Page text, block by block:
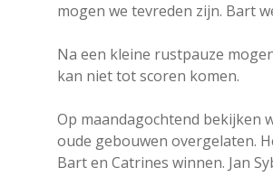
mogen we tevreden zijn. Bart
Na een kleine rustpauze
kan niet tot scoren komen.
Op maandagochtend bekijken
oude gebouwen overgelaten.
Bart en Catrines winnen. Jan